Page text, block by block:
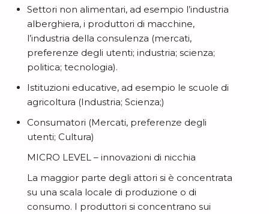
Settori non alimentari, ad esempio l’industria
alberghiera, i produttori di macchine,
l’industria della consulenza (mercati,
preferenze degli utenti; industria; scienza;
politica; tecnologia).
Istituzioni educative, ad esempio le scuole di
agricoltura (Industria; Scienza;)
Consumatori (Mercati, preferenze degli
utenti; Cultura)
MICRO LEVEL – innovazioni di nicchia
La maggior parte degli attori si è concentrata
su una scala locale di produzione o di
consumo. I produttori si concentrano sui